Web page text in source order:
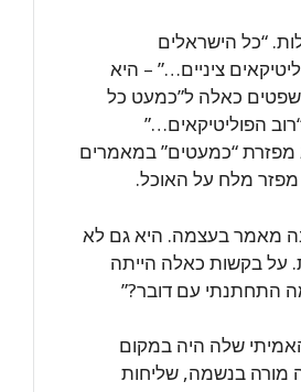
“כל הישראלים
ציניים…” – היא
כאלה ל”כמעט כל
הפוליטיקאים…”
מפזרת “כמעטים” במאמרים
מלח על האוכל.
מאמר בעצמה. היא גם לא
על בקשות כאלה הייתה
התחתנתי עם דובר?”
שלה היה במקום
מורה בנשמה, שליחות